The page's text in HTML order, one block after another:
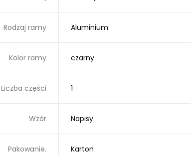
Rodzaj ramy Aluminium
Kolor ramy czarny
Liczba części 1
Wzór Napisy
Pakowanie. Karton